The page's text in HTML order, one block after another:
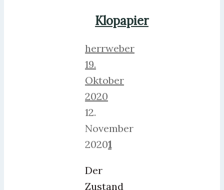
Klopapier
herrweber
19.
Oktober
2020
12.
November
20201
Der
Zustand